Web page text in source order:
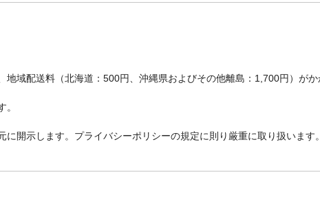
域配送料（北海道：500円、沖縄県およびその他離島：1,700円）が
開示します。プライバシーポリシーの規定に則り厳重に取り扱います。